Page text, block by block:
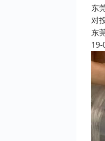
东
对
东
19-